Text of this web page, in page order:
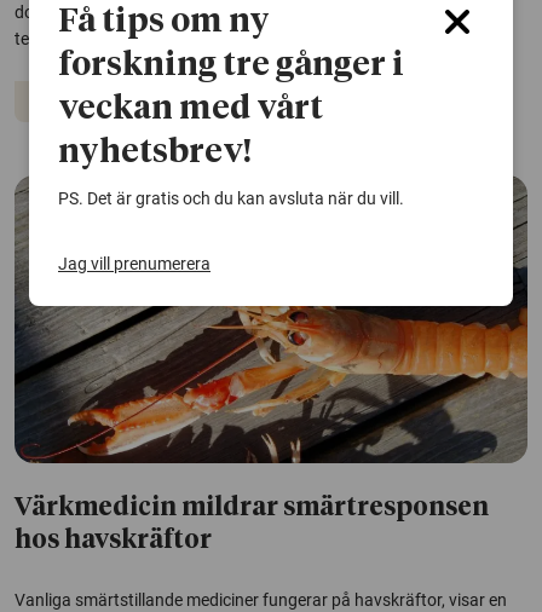
dolda arbete under markytan påverkas av faktorer som fukt,
temperatur och jordbearbetning.
Djur Ekosystem
Värkmedicin mildrar smärtresponsen
hos havskräftor
Vanliga smärtstillande mediciner fungerar på havskräftor, visar en
Få tips om ny
forskning tre gånger i
veckan med vårt
nyhetsbrev!
PS. Det är gratis och du kan avsluta när du vill.
Jag vill prenumerera